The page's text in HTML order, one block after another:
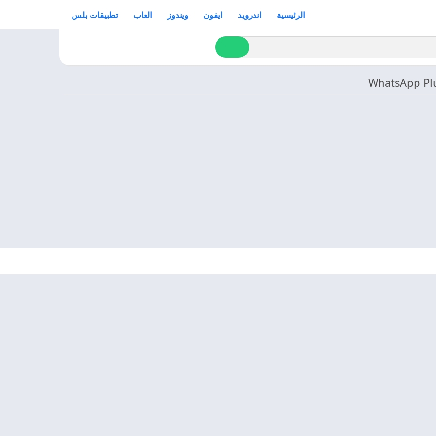
الرئيسية اندرويد ايفون ويندوز العاب تطبيقات بلس